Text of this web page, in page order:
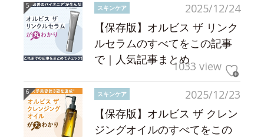
2025/12/24
スキンケア
【保存版】オルビス ザ リンク
ルセラムのすべてをこの記事
で｜人気記事まとめ1033 view
2025/12/23
スキンケア
【保存版】オルビス ザ クレン
ジングオイルのすべてをこの